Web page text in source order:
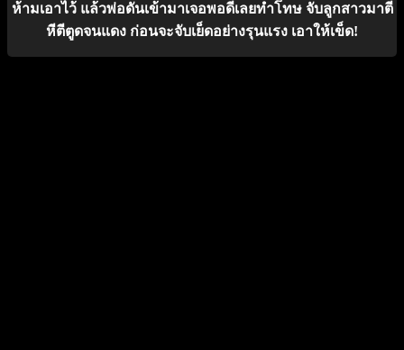
ห้ามเอาไว้ แล้วพ่อดันเข้ามาเจอพอดีเลยทำโทษ จับลูกสาวมาตี
หีตีตูดจนแดง ก่อนจะจับเย็ดอย่างรุนแรง เอาให้เข็ด!